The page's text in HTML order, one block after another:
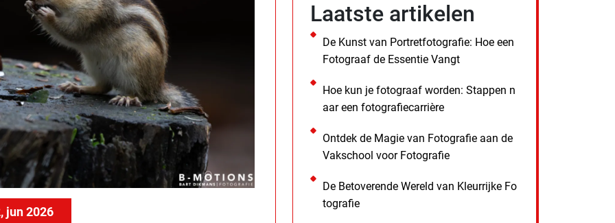
jun 2026
Laatste artikelen
De Kunst van Portretfotografie: Hoe een
Fotograaf de Essentie Vangt
Hoe kun je fotograaf worden: Stappen n
aar een fotografiecarrière
Ontdek de Magie van Fotografie aan de
Vakschool voor Fotografie
De Betoverende Wereld van Kleurrijke Fo
tografie